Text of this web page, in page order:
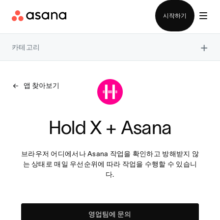
시작하기
카테고리 ×
앱 찾아보기
Hold X + Asana
브라우저 어디에서나 Asana 작업을 확인하고 방해받지 않
는 상태로 매일 우선순위에 따라 작업을 수행할 수 있습니
다.
영업팀에 문의